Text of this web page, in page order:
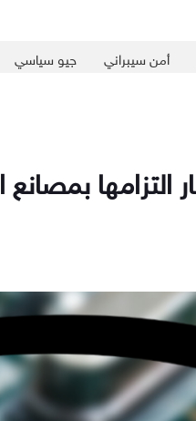
أمن سيبراني جيو سياسي
بمصانع